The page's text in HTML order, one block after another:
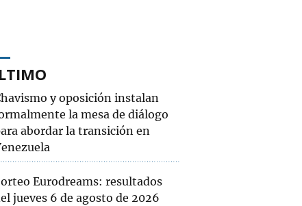
y oposición instalan
la mesa de diálogo
abordar la transición en
Eurodreams: resultados
jueves 6 de agosto de 2026